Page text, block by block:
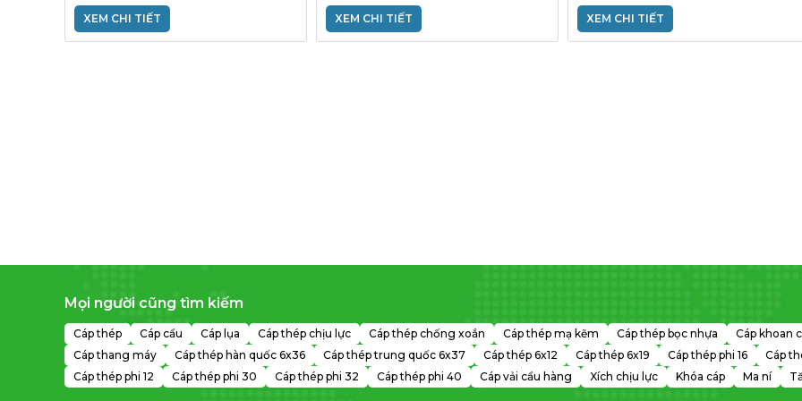
XEM CHI TIẾT XEM CHI TIẾT XEM CHI TIẾT
Mọi người cũng tìm kiếm
Cáp thép Cáp cẩu Cáp lụa Cáp thép chịu lực Cáp thép chống xoắn Cáp thép mạ kẽm Cáp thép bọc nhựa Cáp khoan
Cáp thang máy
Cáp thép hàn quốc 6x36 Cáp thép trung quốc 6x37 Cáp thép 6x12 Cáp thép 6x19 Cáp thép phi 16 Cáp
Cáp thép phi 12
Cáp thép phi 30 Cáp thép phi 32 Cáp thép phi 40 Cáp vải cẩu hàng Xích chịu lực Khóa cáp Ma ní